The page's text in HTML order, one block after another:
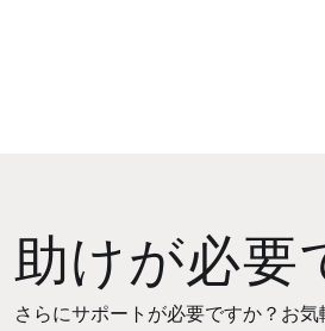
助けが必要
さらにサポートが必要ですか？お